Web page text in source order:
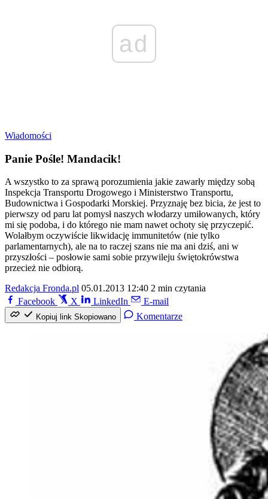
ad
Wiadomości
Panie Pośle! Mandacik!
A wszystko to za sprawą porozumienia jakie zawarły między sobą
Inspekcja Transportu Drogowego i Ministerstwo Transportu,
Budownictwa i Gospodarki Morskiej. Przyznaję bez bicia, że jest to
pierwszy od paru lat pomysł naszych włodarzy umiłowanych, który
mi się podoba, i do którego nie mam nawet ochoty się przyczepić.
Wolałbym oczywiście likwidację immunitetów (nie tylko
parlamentarnych), ale na to raczej szans nie ma ani dziś, ani w
przyszłości – posłowie sami sobie przywileju świętokrówstwa
przecież nie odbiorą.
Redakcja Fronda.pl 05.01.2013 12:40 2 min czytania
Facebook
X LinkedIn E-mail
Kopiuj link Skopiowano Komentarze